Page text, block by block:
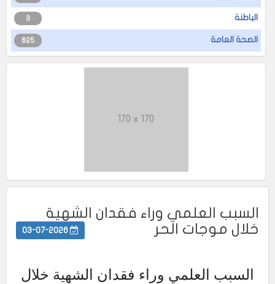
الباطنة 3
الصحة العامة 625
170 x 170
السبب العلمي وراء فقدان الشهية
خلال موجات الحر
السبب العلمي وراء فقدان الشهية خلال